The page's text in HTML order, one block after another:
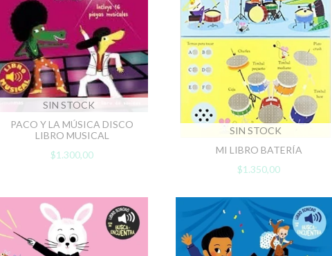
SIN STOCK
PACO Y LA MÚSICA DISCO
LIBRO MUSICAL
$1.300,00
SIN STOCK
MI LIBRO BATERÍA
$1.350,00